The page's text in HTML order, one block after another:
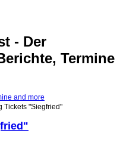
- Der
Termine
Tickets "Siegfried"